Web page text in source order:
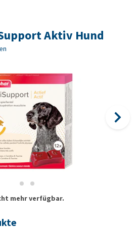
Aktiv Hund
mehr verfügbar.